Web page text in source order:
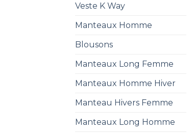
Veste K Way
Manteaux Homme
Blousons
Manteaux Long Femme
Manteaux Homme Hiver
Manteau Hivers Femme
Manteaux Long Homme